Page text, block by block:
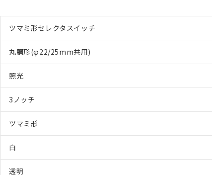
ツマミ形セレクタスイッチ
丸胴形(φ22/25mm共用)
照光
3ノッチ
ツマミ形
白
透明